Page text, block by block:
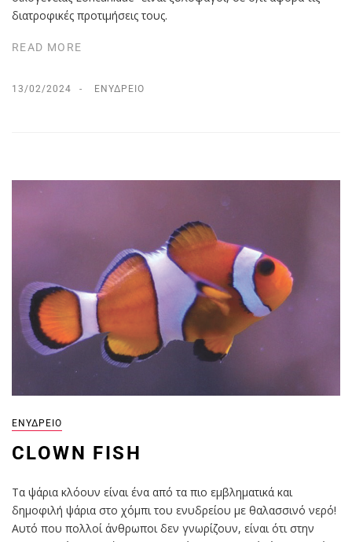
διατροφικές προτιμήσεις τους.
READ MORE
13/02/2024 ΕΝΥΔΡΕΊΟ
ΕΝΥΔΡΕΊΟ
CLOWN FISH
Τα ψάρια κλόουν είναι ένα από τα πιο εμβληματικά και
δημοφιλή ψάρια στο χόμπι του ενυδρείου με θαλασσινό νερό!
Αυτό που πολλοί άνθρωποι δεν γνωρίζουν, είναι ότι στην